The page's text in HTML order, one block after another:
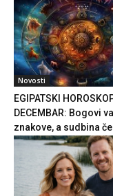
Novosti
EGIPATSKI
DECEMBAR: Bogovi
znakove, a sudbina